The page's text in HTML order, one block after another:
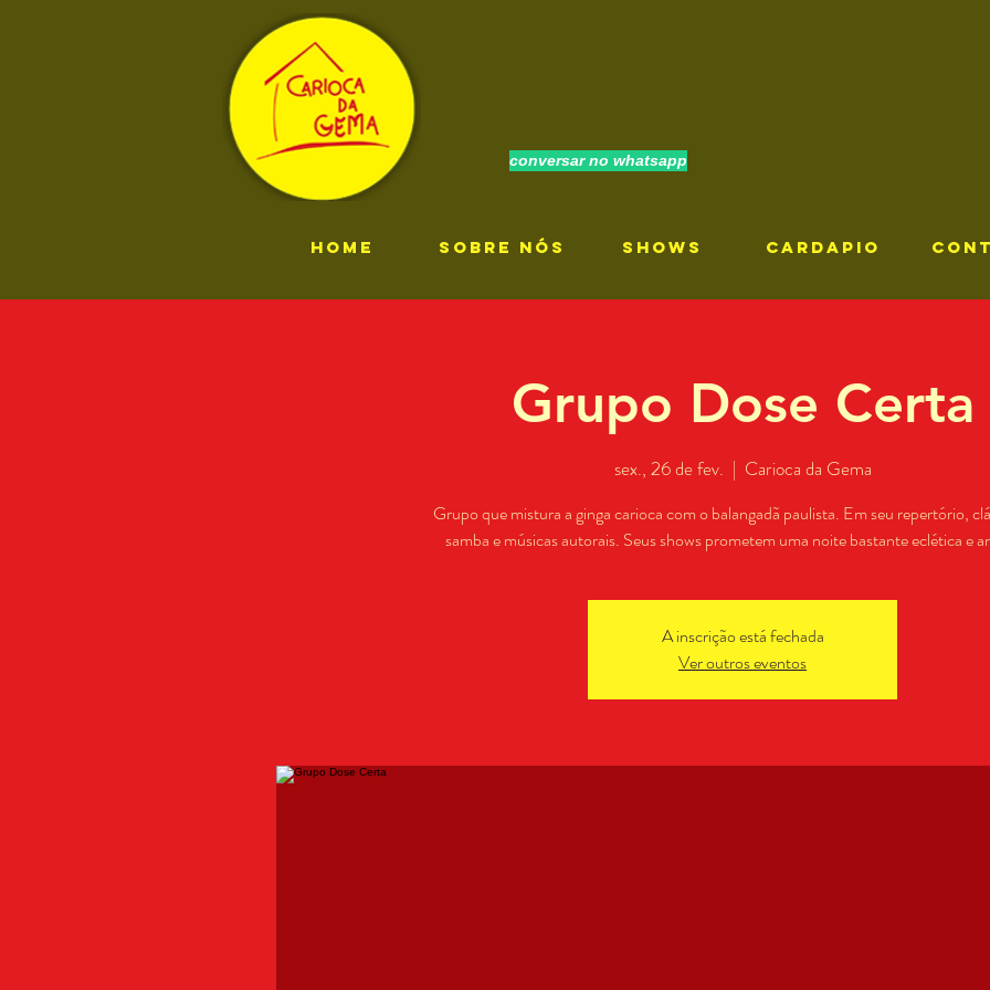
conversar no whatsapp
HOME SOBRE NÓS SHOWS CARDAPIO
Grupo Dose Certa
sex., 26 de fev.
  |
Carioca da Gema
Grupo que mistura a ginga carioca com o balangadã paulista. Em seu repertório,
samba e músicas autorais. Seus shows prometem uma noite bastante eclética e
A inscrição está fechada
Ver outros eventos